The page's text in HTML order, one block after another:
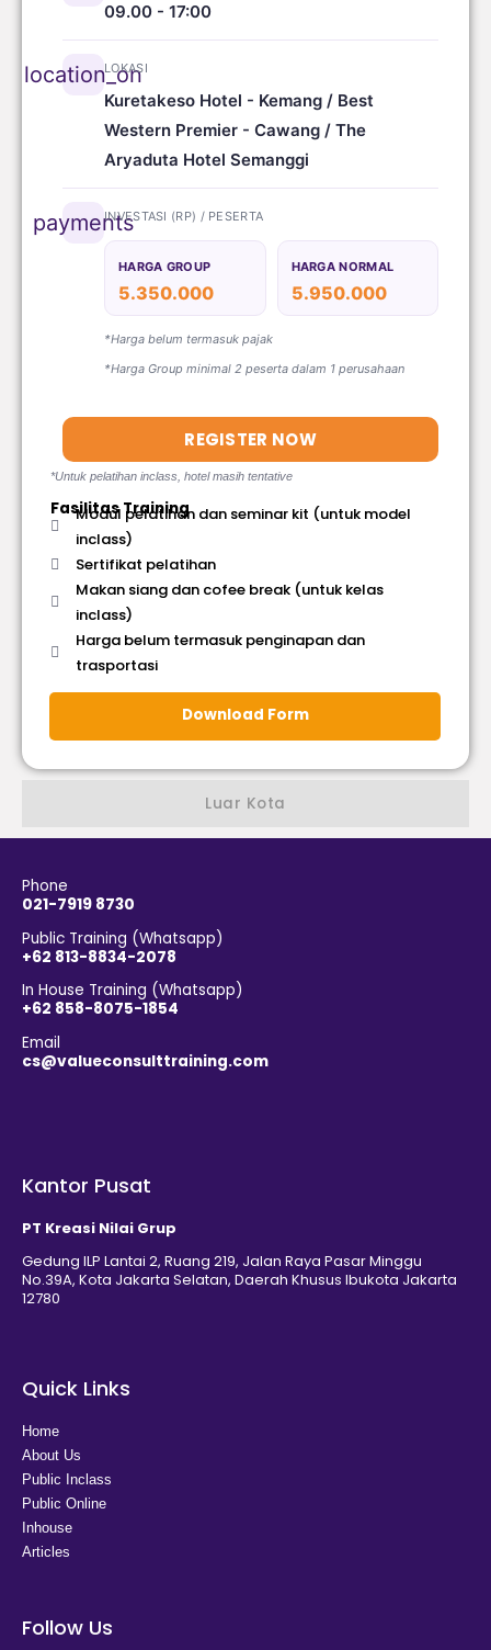
Luar Kota
09.00 - 17:00
location_on
LOKASI
Kuretakeso Hotel - Kemang / Best
Western Premier - Cawang / The
Aryaduta Hotel Semanggi
paymentsINVESTASI (RP) / PESERTA
HARGA GROUP
5.350.000
HARGA NORMAL
5.950.000
*Harga belum termasuk pajak
*Harga Group minimal 2 peserta dalam 1 perusahaan
REGISTER NOW
*Untuk pelatihan inclass, hotel masih tentative
Fasilitas Training
Modul pelatihan dan seminar kit (untuk model
inclass)
Sertifikat pelatihan
Makan siang dan cofee break (untuk kelas
inclass)
Harga belum termasuk penginapan dan
trasportasi
Download Form
Phone
021-7919 8730
Public Training (Whatsapp)
+62 813-8834-2078
In House Training (Whatsapp)
+62 858-8075-1854
Email
cs@valueconsulttraining.com
Kantor Pusat
PT Kreasi Nilai Grup
Gedung ILP Lantai 2, Ruang 219, Jalan Raya Pasar Minggu
No.39A, Kota Jakarta Selatan, Daerah Khusus Ibukota Jakarta
12780
Quick Links
Home
About Us
Public Inclass
Public Online
Inhouse
Articles
Follow Us